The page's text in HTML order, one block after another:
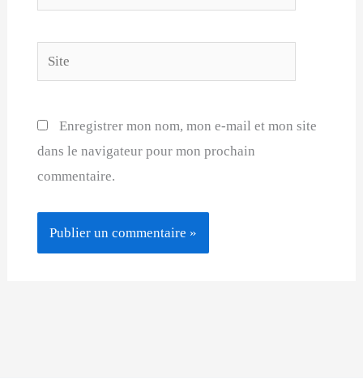
mail*
Site
Enregistrer mon nom, mon e-mail et mon site
dans le navigateur pour mon prochain
commentaire.